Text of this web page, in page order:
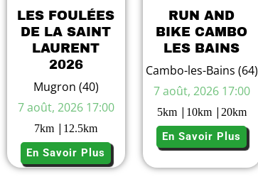
LES FOULÉES
DE LA SAINT
LAURENT
2026
Mugron (40)
7 août, 2026 17:00
7km | 12.5km
En Savoir Plus
RUN AND
BIKE CAMBO
LES BAINS
Cambo-les-Bains (64)
7 août, 2026 17:00
5km| 10km| 20km
En Savoir Plus